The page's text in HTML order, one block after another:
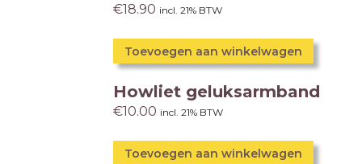
€18.90 incl. 21% BTW
Toevoegen aan winkelwagen
Howliet geluksarmband
€10.00 incl. 21% BTW
Toevoegen aan winkelwagen